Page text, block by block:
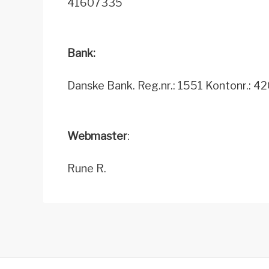
Bank:
Danske Bank. Reg.nr.: 1551 Kontonr.:
Webmaster:
Rune R.